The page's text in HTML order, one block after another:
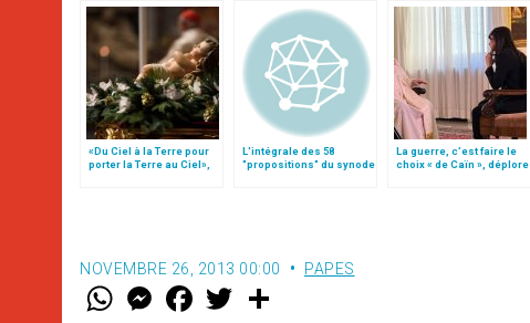
«Du Ciel à la Terre pour
porter la Terre au Ciel»,
L'intégrale des 58
"propositions" du synode
La guerre, c’est faire le
choix « de Caïn », déplore
NOVEMBRE 26, 2013 00:00 PAPES
W M
e
F
a w